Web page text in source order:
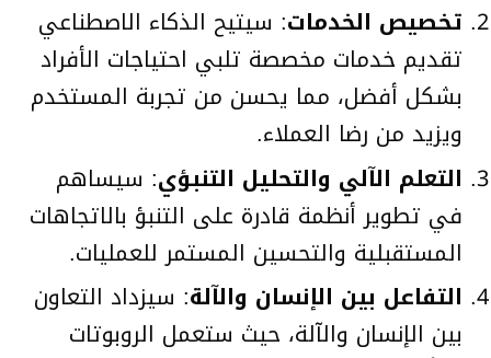
تخصيص الخدمات: سيتيح الذكاء الاصطناعي
تقديم خدمات مخصصة تلبي احتياجات الأفراد
بشكل أفضل، مما يحسن من تجربة المستخدم
ويزيد من رضا العملاء.
التعلم الآلي والتحليل التنبؤي: سيساهم
في تطوير أنظمة قادرة على التنبؤ بالاتجاهات
المستقبلية والتحسين المستمر للعمليات.
التفاعل بين الإنسان والآلة: سيزداد التعاون
بين الإنسان والآلة، حيث ستعمل الروبوتات